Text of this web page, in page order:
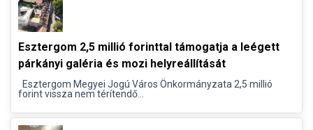
Esztergom 2,5 millió forinttal támogatja a leégett
párkányi galéria és mozi helyreállítását
Esztergom Megyei Jogú Város Önkormányzata 2,5 millió
forint vissza nem térítendő...